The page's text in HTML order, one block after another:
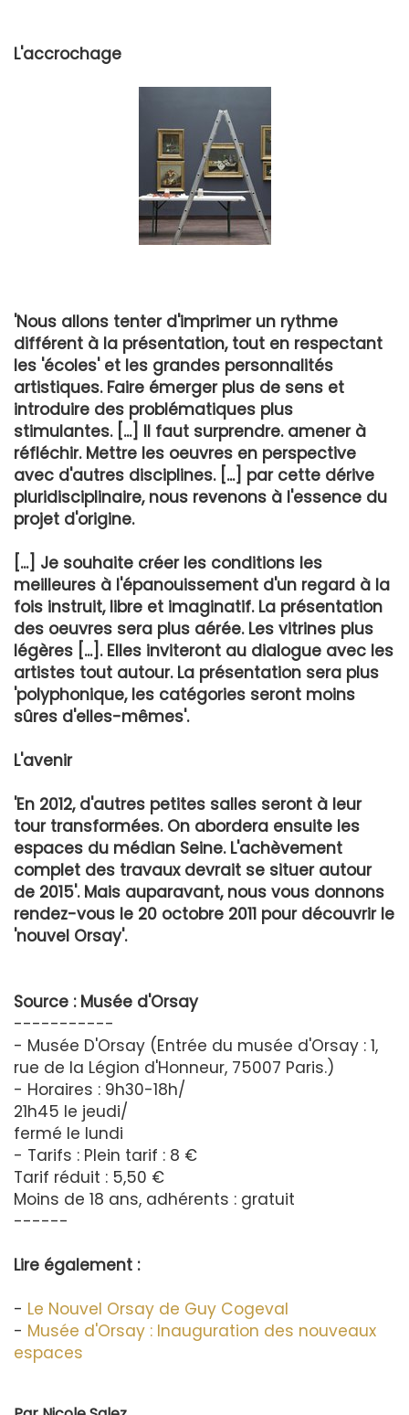
L'accrochage
'Nous allons tenter d'imprimer un rythme
différent à la présentation, tout en respectant
les 'écoles' et les grandes personnalités
artistiques. Faire émerger plus de sens et
introduire des problématiques plus
stimulantes. [...] Il faut surprendre. amener à
réfléchir. Mettre les oeuvres en perspective
avec d'autres disciplines. [...] par cette dérive
pluridisciplinaire, nous revenons à l'essence du
projet d'origine.
[...] Je souhaite créer les conditions les
meilleures à l'épanouissement d'un regard à la
fois instruit, libre et imaginatif. La présentation
des oeuvres sera plus aérée. Les vitrines plus
légères [...]. Elles inviteront au dialogue avec les
artistes tout autour. La présentation sera plus
'polyphonique, les catégories seront moins
sûres d'elles-mêmes'.
L'avenir
'En 2012, d'autres petites salles seront à leur
tour transformées. On abordera ensuite les
espaces du médian Seine. L'achèvement
complet des travaux devrait se situer autour
de 2015'. Mais auparavant, nous vous donnons
rendez-vous le 20 octobre 2011 pour découvrir le
'nouvel Orsay'.
Source : Musée d'Orsay
-----------
- Musée D'Orsay (Entrée du musée d'Orsay : 1,
rue de la Légion d'Honneur, 75007 Paris.)
- Horaires : 9h30-18h/
21h45 le jeudi/
fermé le lundi
- Tarifs : Plein tarif : 8 €
Tarif réduit : 5,50 €
Moins de 18 ans, adhérents : gratuit
------
Lire également :
- Le Nouvel Orsay de Guy Cogeval
- Musée d'Orsay : Inauguration des nouveaux
espaces